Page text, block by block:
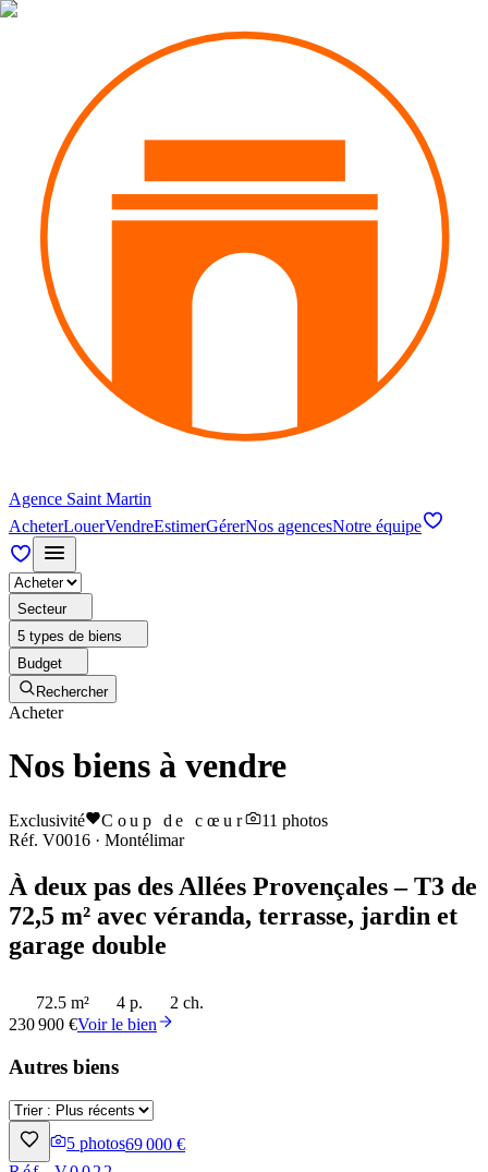
Agence Saint Martin
AcheterLouerVendreEstimerGérerNos agencesNotre équipe
Secteur
5 types de biens
Budget
Rechercher
Acheter
Nos biens à vendre
Exclusivité Coup de cœur 11 photos
Réf. V0016 · Montélimar
À deux pas des Allées Provençales – T3 de
72,5 m² avec véranda, terrasse, jardin et
garage double
72.5 m² 4 p.
2 ch.
230 900 €Voir le bien
Autres biens
5 photos69 000 €